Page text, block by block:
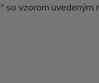
vzorom uvedeným